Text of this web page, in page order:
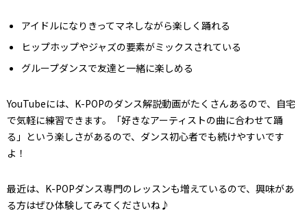
アイドルになりきってマネしながら楽しく踊れる
ヒップホップやジャズの要素がミックスされている
グループダンスで友達と一緒に楽しめる
YouTubeには、K-POPのダンス解説動画がたくさんあるので、自宅
で気軽に練習できます。「好きなアーティストの曲に合わせて踊
る」という楽しさがあるので、ダンス初心者でも続けやすいです
よ！
最近は、K-POPダンス専門のレッスンも増えているので、興味があ
る方はぜひ体験してみてくださいね♪